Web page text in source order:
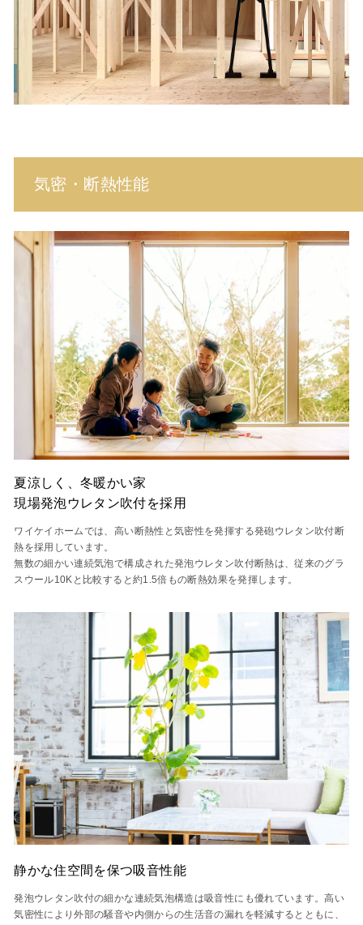
気密・断熱性能
夏涼しく、冬暖かい家
現場発泡ウレタン吹付を採用
ワイケイホームでは、高い断熱性と気密性を発揮する発砲ウレタン吹付断
熱を採用しています。
無数の細かい連続気泡で構成された発泡ウレタン吹付断熱は、従来のグラ
スウール10Kと比較すると約1.5倍もの断熱効果を発揮します。
静かな住空間を保つ吸音性能
発泡ウレタン吹付の細かな連続気泡構造は吸音性にも優れています。高い
気密性により外部の騒音や内側からの生活音の漏れを軽減するとともに、